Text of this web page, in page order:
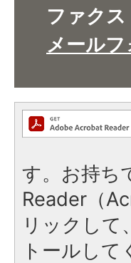
ファク
メール
す。お持ち
Reader（
リックし
トールして